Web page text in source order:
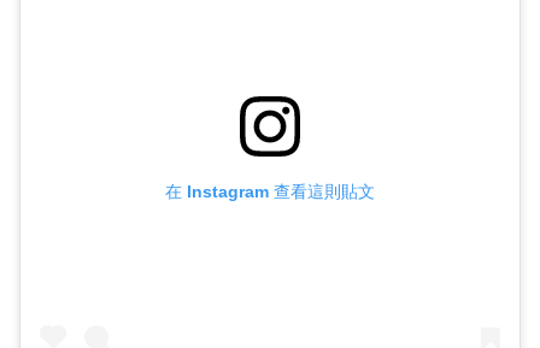
在 Instagram 查看這則貼文